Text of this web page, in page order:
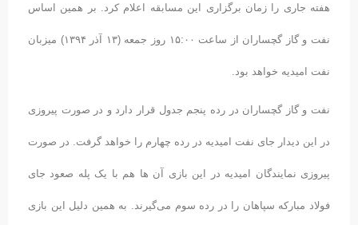
هفته جاری را زمان برگزاری این مسابقه اعلام کرد. بر همین اساس
نفت و گاز گچساران از ساعت ۱۵:۰۰ روز جمعه (۱۳ آذر ۱۳۹۴) میزبان
نفت امیدیه خواهد بود.
نفت و گاز گچساران در رده پنجم جدول قرار دارد و در صورت پیروزی
در این دیدار جای نفت امیدیه در رده چهارم را خواهد گرفت. در صورت
پیروزی نمایندگان امیدیه در این بازی آن ها هم با یک پله صعود جای
فولاد مبارکه سپاهان را در رده سوم می‌گیرند. به همین دلیل این بازی